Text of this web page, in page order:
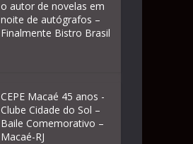
o autor de novelas em
noite de autógrafos –
Finalmente Bistro Brasil
CEPE Macaé 45 anos -
Clube Cidade do Sol –
Baile Comemorativo –
Macaé-RJ